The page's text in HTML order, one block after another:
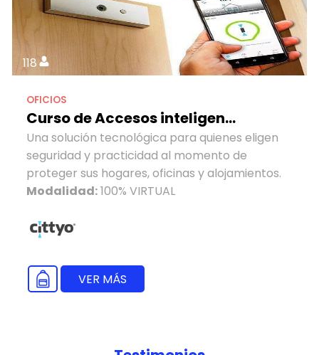
118
OFICIOS
Curso de Accesos inteligen...
Una solución tecnológica para quienes eligen
seguridad y practicidad al momento de
proteger sus hogares, oficinas y alojamientos.
Modalidad:100% VIRTUAL
VER MÁS